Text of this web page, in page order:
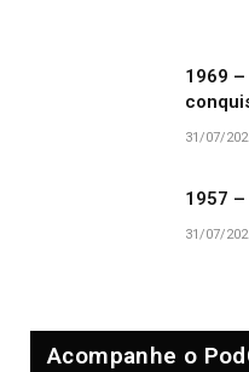
1969
31/07/
1957
31/07/
Acompanhe o